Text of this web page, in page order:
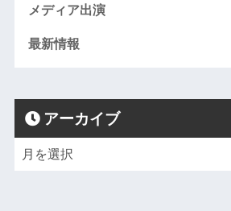
メディア出演
最新情報
アーカイブ